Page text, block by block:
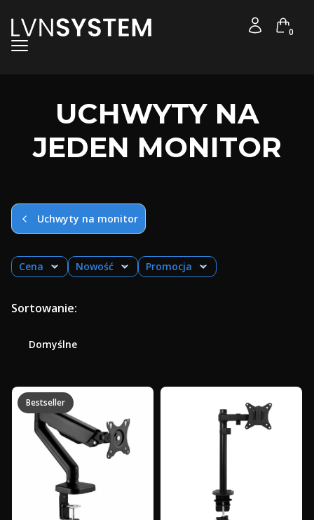
Zaloguj sięKoszyk
Menu
UCHWYTY NA
JEDEN MONITOR
Uchwyty na monitor
Cena Nowość Promocja
Lista produktów
Sortowanie:
Domyślne
Bestseller